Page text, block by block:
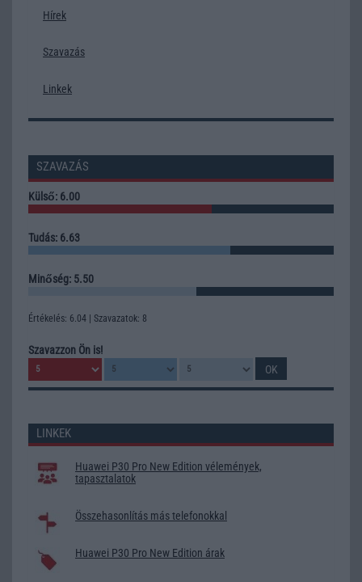
Hírek
Szavazás
Linkek
SZAVAZÁS
Külső: 6.00
Tudás: 6.63
Minőség: 5.50
Értékelés: 6.04 | Szavazatok: 8
Szavazzon Ön is!
LINKEK
Huawei P30 Pro New Edition vélemények,
tapasztalatok
Összehasonlítás más telefonokkal
Huawei P30 Pro New Edition árak